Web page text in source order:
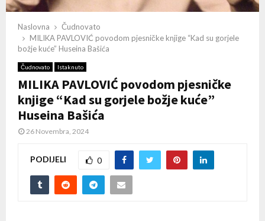
Naslovna
Čudnovato
MILIKA PAVLOVIĆ povodom pjesničke knjige “Kad su gorjele
božje kuće” Huseina Bašića
Čudnovato Istaknuto
MILIKA PAVLOVIĆ povodom pjesničke
knjige “Kad su gorjele božje kuće”
Huseina Bašića
26 Novembra, 2024
PODIJELI 0